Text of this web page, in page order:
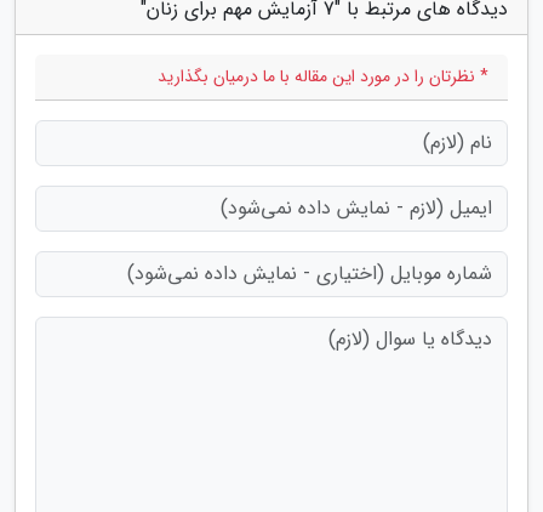
دیدگاه های مرتبط با "7 آزمایش مهم برای زنان"
* نظرتان را در مورد این مقاله با ما درمیان بگذارید